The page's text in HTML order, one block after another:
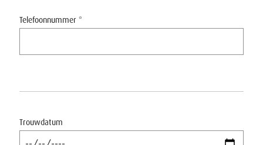
Telefoonnummer *
Trouwdatum